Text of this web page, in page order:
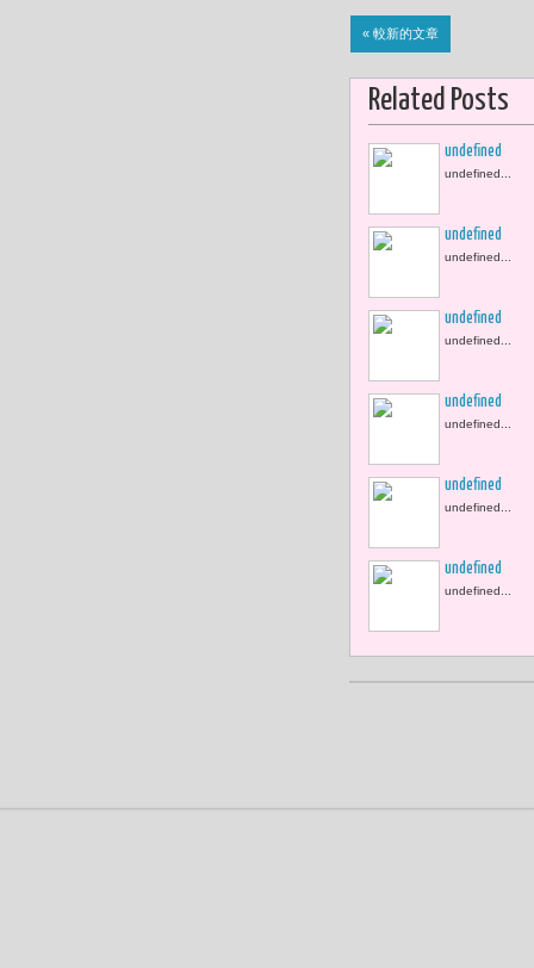
« 較新的文章
Related Posts
undefined
undefined...
undefined
undefined...
undefined
undefined...
undefined
undefined...
undefined
undefined...
undefined
undefined...